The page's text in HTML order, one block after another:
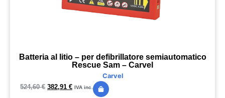
Batteria al litio – per defibrillatore semiautomatico
Rescue Sam – Carvel
Carvel
524,60€ 382,91 € IVA inc.